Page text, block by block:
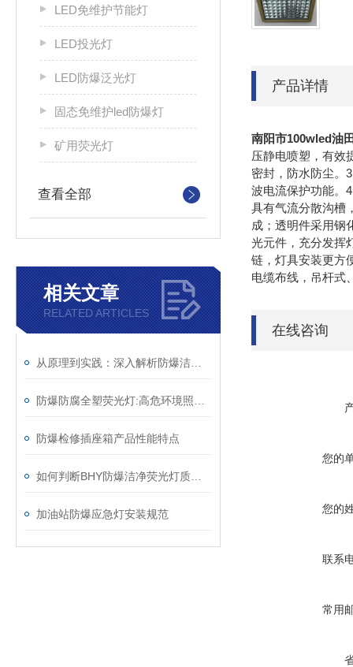
LED免维护节能灯
LED投光灯
LED防爆泛光灯
固态免维护led防爆灯
矿用荧光灯
查看全部
相关文章
RELATED ARTICLES
防爆检修插座箱产品性能特点
加油站防爆应急灯安装规范
产品详情
南阳市100wled油
压静电喷塑，有效
密封，防水防尘。
波电流保护功能。
具有气流分散沟槽
成；透明件采用钢
光元件，充分发挥
链，灯具安装更方
电缆布线，吊杆式
在线咨询
您的
您的
联系
常用